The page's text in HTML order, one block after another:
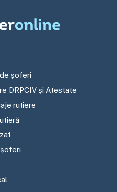
șoferi
DRPCIV și Atestate
rutiere